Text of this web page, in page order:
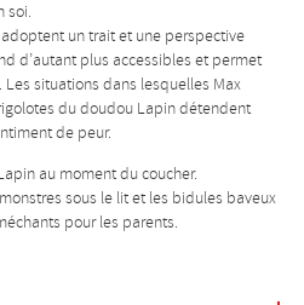
soi.
un trait et une perspective
d’autant plus accessibles et permet
situations dans lesquelles Max
du doudou Lapin détendent
de peur.
au moment du coucher.
sous le lit et les bidules baveux
pour les parents.